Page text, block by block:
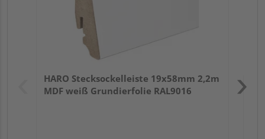
HARO Stecksockelleiste 19x58mm 2,2m
MDF weiß Grundierfolie RAL9016